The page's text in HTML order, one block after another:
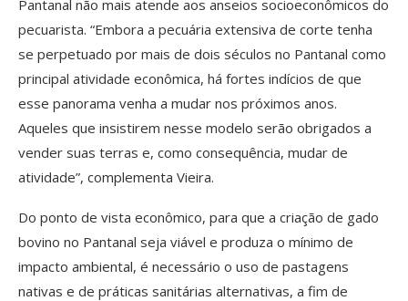
Pantanal não mais atende aos anseios socioeconômicos do
pecuarista. “Embora a pecuária extensiva de corte tenha
se perpetuado por mais de dois séculos no Pantanal como
principal atividade econômica, há fortes indícios de que
esse panorama venha a mudar nos próximos anos.
Aqueles que insistirem nesse modelo serão obrigados a
vender suas terras e, como consequência, mudar de
atividade”, complementa Vieira.
Do ponto de vista econômico, para que a criação de gado
bovino no Pantanal seja viável e produza o mínimo de
impacto ambiental, é necessário o uso de pastagens
nativas e de práticas sanitárias alternativas, a fim de